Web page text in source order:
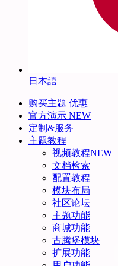
日本語
购买主题 优惠
官方演示 NEW
定制&服务
主题教程
视频教程NEW
文档检索
配置教程
模块布局
社区论坛
主题功能
商城功能
古腾堡模块
扩展功能